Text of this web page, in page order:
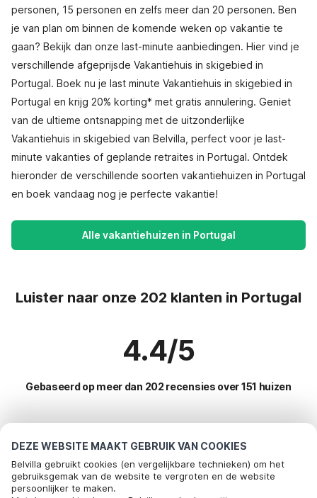
DEZE WEBSITE MAAKT GEBRUIK VAN COOKIES
Belvilla gebruikt cookies (en vergelijkbare technieken) om het
gebruiksgemak van de website te vergroten en de website
persoonlijker te maken.
personen, 15 personen en zelfs meer dan 20 personen. Ben
je van plan om binnen de komende weken op vakantie te
gaan? Bekijk dan onze last-minute aanbiedingen. Hier vind je
verschillende afgeprijsde Vakantiehuis in skigebied in
Portugal. Boek nu je last minute Vakantiehuis in skigebied in
Portugal en krijg 20% korting* met gratis annulering. Geniet
van de ultieme ontsnapping met de uitzonderlijke
Vakantiehuis in skigebied van Belvilla, perfect voor je last-
minute vakanties of geplande retraites in Portugal. Ontdek
hieronder de verschillende soorten vakantiehuizen in Portugal
en boek vandaag nog je perfecte vakantie!
Alle vakantiehuizen in Portugal
Luister naar onze 202 klanten in Portugal
4.4/5
Gebaseerd op meer dan 202 recensies over 151 huizen
Meest populaire bestemmingen voor
vakantie
Populaire voorzieningen voor vakantie in Portugal